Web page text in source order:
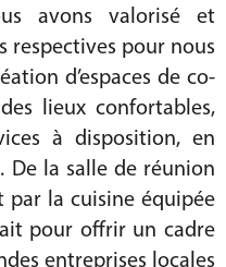
avons valorisé et
respectives pour nous
d’espaces de co-
lieux confortables,
à disposition, en
De la salle de réunion
par la cuisine équipée
pour offrir un cadre
entreprises locales